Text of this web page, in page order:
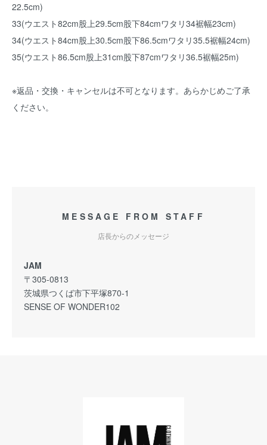
22.5cm)
33(ウエスト82cm股上29.5cm股下84cmワタリ34裾幅23cm)
34(ウエスト84cm股上30.5cm股下86.5cmワタリ35.5裾幅24cm)
35(ウエスト86.5cm股上31cm股下87cmワタリ36.5裾幅25m)
※返品・交換・キャンセルは不可となります。あらかじめご了承
ください。
MESSAGE FROM STAFF
店長からのメッセージ
JAM
〒305-0813
茨城県つくば市下平塚870-1
SENSE OF WONDER102